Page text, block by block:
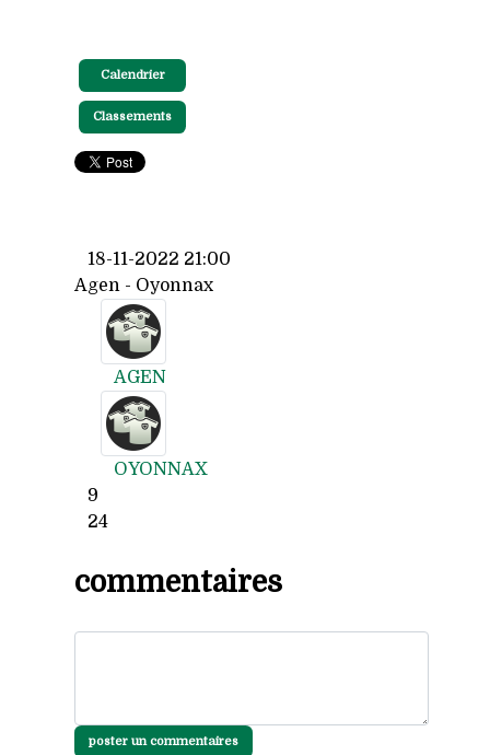
Calendrier
Classements
18-11-2022 21:00
Agen - Oyonnax
AGEN
OYONNAX
9
24
commentaires
poster un commentaires